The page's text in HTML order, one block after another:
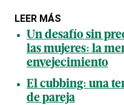
LEER MÁS
Un desafío sin
las mujeres: la
envejecimiento
El cubbing: una
de pareja